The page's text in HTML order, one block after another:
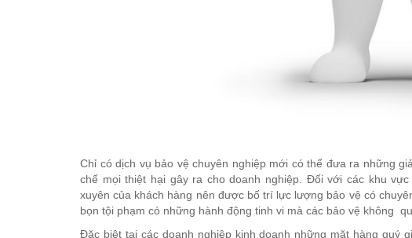
Chỉ có dịch vụ bảo vệ chuyên nghiệp mới có thể đưa ra những
chế mọi thiệt hại gây ra cho doanh nghiệp. Đối với các khu
xuyên của khách hàng nên được bố trí lực lượng bảo vệ có
bọn tội phạm có những hành động tinh vi mà các bảo vệ không
Đặc biệt tại các doanh nghiệp kinh doanh những mặt hàng quý